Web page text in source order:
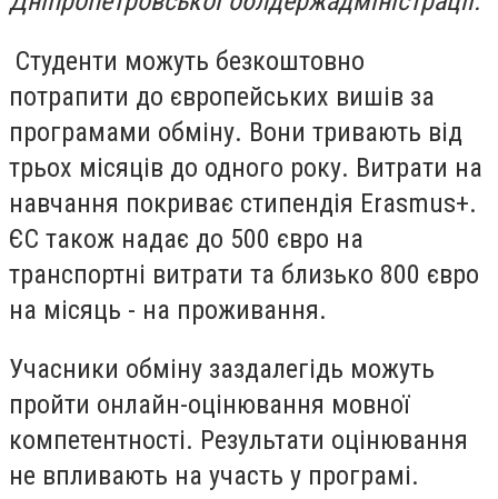
Студенти можуть безкоштовно
потрапити до європейських вишів за
програмами обміну. Вони тривають від
трьох місяців до одного року. Витрати на
навчання покриває стипендія Erasmus+.
ЄС також надає до 500 євро на
транспортні витрати та близько 800 євро
на місяць - на проживання.
Учасники обміну заздалегідь можуть
пройти онлайн-оцінювання мовної
компетентності. Результати оцінювання
не впливають на участь у програмі.